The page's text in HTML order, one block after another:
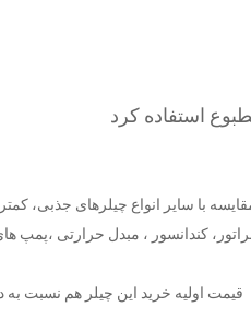
استفاده کرد
با سایر انواع چیلرهای جذبی،
کندانسور ، مبدل حرارتی ،پمپ
قیمت اولیه خرید این چیلر هم نسبت به